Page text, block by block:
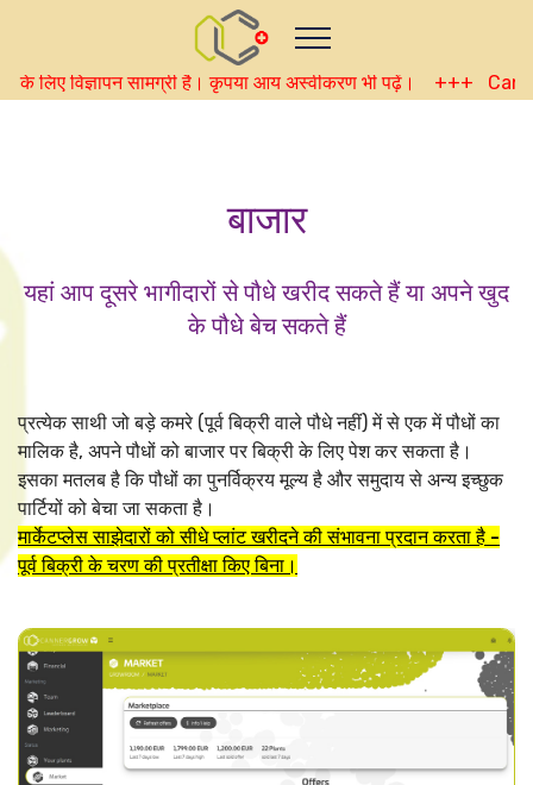
Nutze das POtential deiner Kryptowährungen
Monitor your performance and
earnings in bharatiya real-time
view Skainet Channel on Youtube bharatiya - Skainet
विज्ञापन सामग्री है। कृपया आय अस्वीकरण भी पढ़ें। +++
बाजार
यहां आप दूसरे भागीदारों से पौधे खरीद सकते हैं या अपने खुद
के पौधे बेच सकते हैं
प्रत्येक साथी जो बड़े कमरे (पूर्व बिक्री वाले पौधे नहीं) में से एक में पौधों का
मालिक है, अपने पौधों को बाजार पर बिक्री के लिए पेश कर सकता है।
इसका मतलब है कि पौधों का पुनर्विक्रय मूल्य है और समुदाय से अन्य इच्छुक
पार्टियों को बेचा जा सकता है।
मार्केटप्लेस साझेदारों को सीधे प्लांट खरीदने की संभावना प्रदान करता है -
पूर्व बिक्री के चरण की प्रतीक्षा किए बिना।